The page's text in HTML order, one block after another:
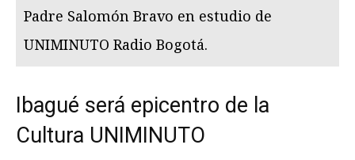
Padre Salomón Bravo en estudio de
UNIMINUTO Radio Bogotá.
Ibagué será epicentro de la
Cultura UNIMINUTO